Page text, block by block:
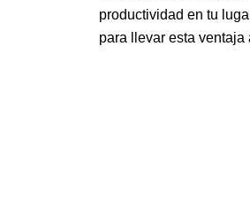
productividad en tu
para llevar esta ventaja